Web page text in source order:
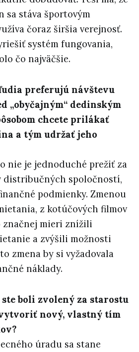
sa stáva športovým
čoraz širšia verejnosť.
systém fungovania,
čo najväčšie.
preferujú návštevu
„obyčajným“ dedinským
chcete prilákať
a tým udržať jeho
nie je jednoduché prežiť za
distribučných spoločností,
podmienky. Zmenou
z kotúčových filmov
značnej mieri znížili
a zvýšili možnosti
zmena by si vyžadovala
náklady.
ste boli zvolený za starostu
nový, vlastný tím
úradu sa stane